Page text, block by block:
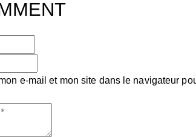
e-mail et mon site dans le navigateur